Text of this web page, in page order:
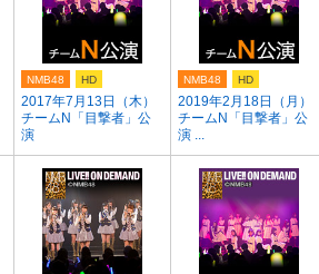
2017年7月13日（木）
チームN「目撃者」公
演
NMB48 HD
2019年2月18日（月）
チームN「目撃者」公
演 ...
NMB48 HD